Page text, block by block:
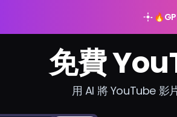
🔥
免費
用 AI 將 YouTube 影